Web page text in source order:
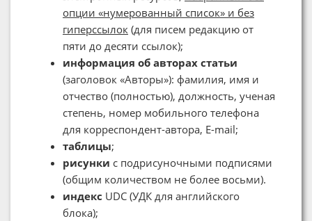
опции «нумерованный список» и без
гиперссылок (для писем редакцию от
пяти до десяти ссылок);
информация об авторах статьи
(заголовок «Авторы»): фамилия, имя и
отчество (полностью), должность, ученая
степень, номер мобильного телефона
для корреспондент-автора, E-mail;
таблицы;
рисунки с подрисуночными подписями
(общим количеством не более восьми).
индекс UDC (УДК для английского
блока);